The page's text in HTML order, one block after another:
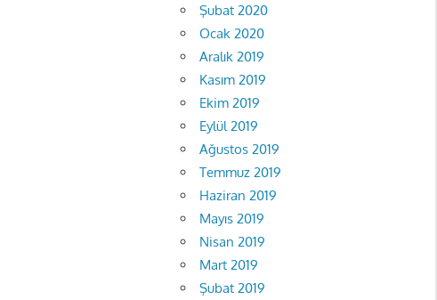
Şubat 2020
Ocak 2020
Aralık 2019
Kasım 2019
Ekim 2019
Eylül 2019
Ağustos 2019
Temmuz 2019
Haziran 2019
Mayıs 2019
Nisan 2019
Mart 2019
Şubat 2019